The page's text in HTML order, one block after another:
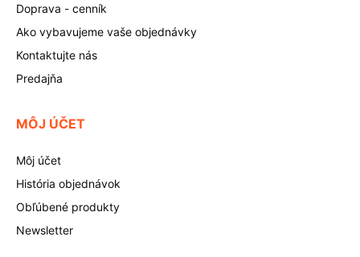
Doprava - cenník
Ako vybavujeme vaše objednávky
Kontaktujte nás
Predajňa
MÔJ ÚČET
Môj účet
História objednávok
Obľúbené produkty
Newsletter